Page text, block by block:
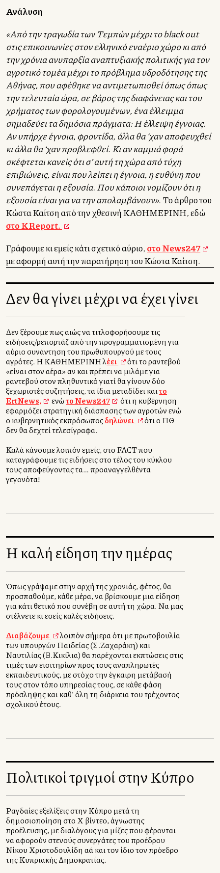
Ανάλυση
«Από την τραγωδία των Τεμπών μέχρι το black out
στις επικοινωνίες στον ελληνικό εναέριο χώρο κι από
την χρόνια ανυπαρξία αναπτυξιακής πολιτικής για τον
αγροτικό τομέα μέχρι το πρόβλημα υδροδότησης της
Αθήνας, που αφέθηκε να αντιμετωπισθεί όπως όπως
την τελευταία ώρα, σε βάρος της διαφάνειας και του
χρήματος των φορολογουμένων, ένα έλλειμμα
σημαδεύει τα δημόσια πράγματα: Η έλλειψη έγνοιας.
Αν υπήρχε έγνοια, φροντίδα, άλλα θα ‘χαν αποφευχθεί
κι άλλα θα ‘χαν προβλεφθεί. Κι αν καμμιά φορά
σκέφτεται κανείς ότι σ’ αυτή τη χώρα από τύχη
επιβιώνεις, είναι που λείπει η έγνοια, η ευθύνη που
συνεπάγεται η εξουσία. Που κάποιοι νομίζουν ότι η
εξουσία είναι για να την απολαμβάνουν». Το άρθρο του
Κώστα Καλλίτση από την χθεσινή ΚΑΘΗΜΕΡΙΝΗ, εδώ
στο KReport.
Γράφουμε κι εμείς κάτι σχετικό αύριο,στο News247
με αφορμή αυτή την παρατήρηση του Κώστα Καλλίτση.
Δεν θα γίνει μέχρι να έχει γίνει
Δεν ξέρουμε πως αλλιώς να τιτλοφορήσουμε τις
ειδήσεις/ρεπορτάζ από την προγραμματισμένη για
αύριο συνάντηση του πρωθυπουργού με τους
αγρότες. Η ΚΑΘΗΜΕΡΙΝΗ λέει
ότι το ραντεβού
«είναι στον αέρα» αν και πρέπει να μιλάμε για
ραντεβού στον πληθυντικό γιατί θα γίνουν δύο
ξεχωριστές συζητήσεις, τα ίδια μεταδίδει καιτο
ErtNews,
ενώτο News247
ότι η κυβέρνηση
εφαρμόζει στρατηγική διάσπασης των αγροτών ενώ
ο κυβερνητικός εκπρόσωποςδηλώνει
ότι ο ΠΘ
δεν θα δεχτεί τελεσίγραφα.
Καλά κάνουμε λοιπόν εμείς, στο FACT που
καταγράφουμε τις ειδήσεις στο τέλος του κύκλου
τους αποφεύγοντας τα… προαναγγελθέντα
γεγονότα!
Η καλή είδηση την ημέρας
Όπως γράψαμε στην αρχή της χρονιάς, φέτος, θα
προσπαθούμε, κάθε μέρα, να βρίσκουμε μια είδηση
για κάτι θετικό που συνέβη σε αυτή τη χώρα. Να μας
στέλνετε κι εσείς καλές ειδήσεις.
Διαβάζουμε
λοιπόν σήμερα ότι με πρωτοβουλία
των υπουργών Παιδείας (Σ.Ζαχαράκη) και
Ναυτιλίας (Β.Κικίλια) θα παρέχονται εκπτώσεις στις
τιμές των εισιτηρίων προς τους αναπληρωτές
εκπαιδευτικούς, με στόχο την έγκαιρη μετάβασή
τους στον τόπο υπηρεσίας τους, σε κάθε φάση
πρόσληψης και καθ’ όλη τη διάρκεια του τρέχοντος
σχολικού έτους.
Πολιτικοί τριγμοί στην Κύπρο
Ραγδαίες εξελίξεις στην Κύπρο μετά τη
δημοσιοποίηση στο Χ βίντεο, άγνωστης
προέλευσης, με διαλόγους για μίζες που φέρονται
να αφορούν στενούς συνεργάτες του προέδρου
Νίκου Χριστοδουλίδη αλλά και τον ίδιο τον πρόεδρο
της Κυπριακής Δημοκρατίας.